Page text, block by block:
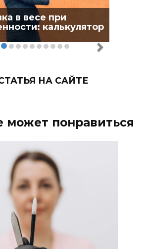
в весе при
калькулятор
НА САЙТЕ
может понравиться